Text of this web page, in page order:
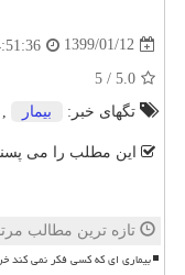
1399/01/12
5.0
/
5
تگهای خبر:
بیمار
این مطلب را می
تازه ترین مطالب
بیماری ای که کسی فکر نمی کند